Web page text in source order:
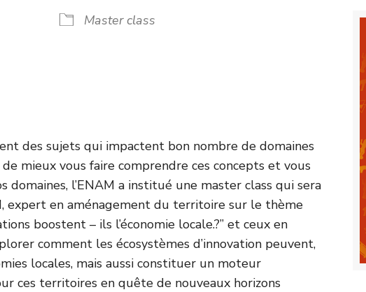
Master class
des sujets qui impactent bon nombre de domaines
mieux vous faire comprendre ces concepts et vous
l’ENAM a institué une master class qui sera
expert en aménagement du territoire sur le thème
boostent – ils l’économie locale.?” et ceux en
comment les écosystèmes d’innovation peuvent,
locales, mais aussi constituer un moteur
ces territoires en quête de nouveaux horizons